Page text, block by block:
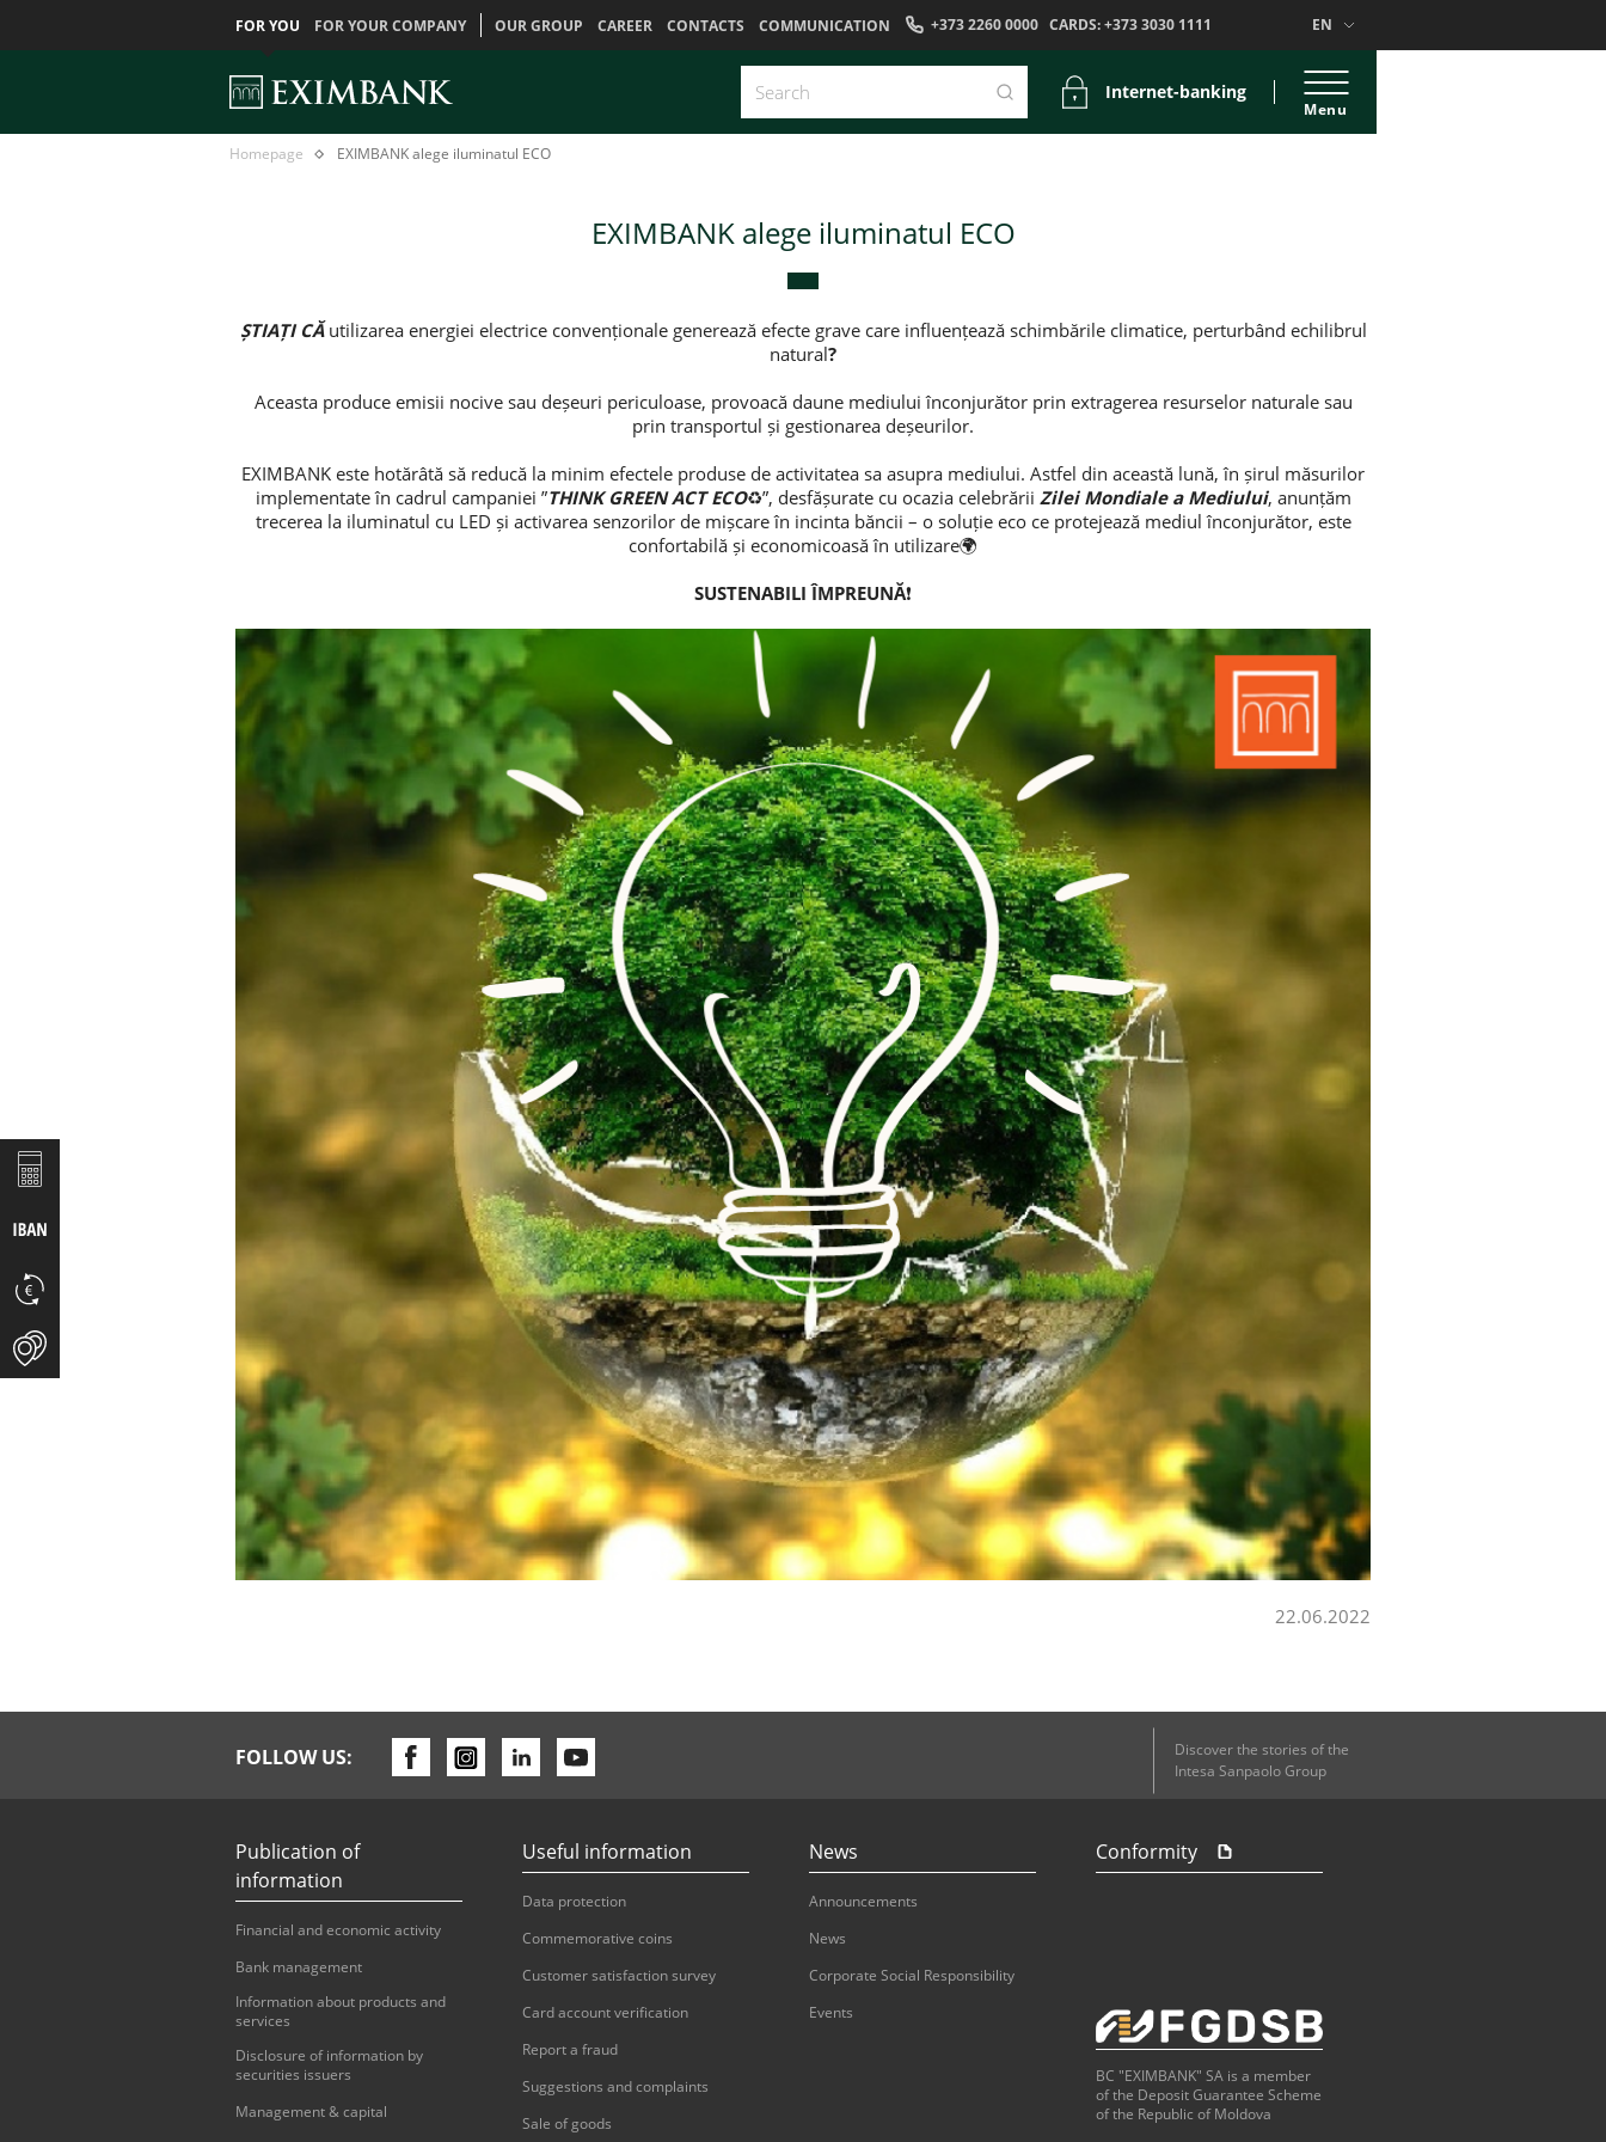
FOR YOU FOR YOUR COMPANY OUR GROUP CAREER CONTACTS COMMUNICATION +373 2260 0000 CARDS:+373 3030 1111 EN
Internet-banking
Menu
Homepage ГлавнаяEXIMBANK
EXIMBANK alege iluminatul ECO
EXIMBANK alege iluminatul ECO
ȘTIAȚI CĂutilizarea energiei electrice convenționale generează efecte grave care influențează schimbările climatice, perturbând echilibrul
natural?
Aceasta produce emisii nocive sau deșeuri periculoase, provoacă daune mediului înconjurător prin extragerea resurselor naturale sau
prin transportul și gestionarea deșeurilor.
EXIMBANK este hotărâtă să reducă la minim efectele produse de activitatea sa asupra mediului. Astfel din această lună, în șirul măsurilor
implementate în cadrul campaniei ”THINK GREEN ACT ECO♻️”, desfășurate cu ocazia celebrării Zilei Mondiale a Mediului, anunțăm
trecerea la iluminatul cu LED și activarea senzorilor de mișcare în incinta băncii – o soluție eco ce protejează mediul înconjurător, este
confortabilă și economicoasă în utilizare🌍
SUSTENABILI ÎMPREUNĂ❗️
22.06.2022
FOLLOW US:
Discover the stories of the
Intesa Sanpaolo Group
Publication of
information
Financial and economic activity
Bank management
Information about products and
services
Disclosure of information by
securities issuers
Management & capital
Useful information
Data protection
Commemorative coins
Customer satisfaction survey
Card account verification
Report a fraud
Suggestions and complaints
Sale of goods
News
Announcements
News
Corporate Social Responsibility
Events
Conformity
BC "EXIMBANK" SA is a member
of the Deposit Guarantee Scheme
of the Republic of Moldova